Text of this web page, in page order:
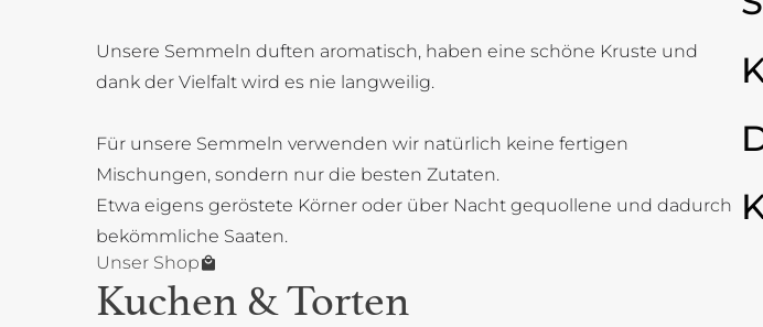
Unsere Semmeln duften aromatisch, haben eine schöne Kruste und
dank der Vielfalt wird es nie langweilig.
Für unsere Semmeln verwenden wir natürlich keine fertigen
Mischungen, sondern nur die besten Zutaten.
Etwa eigens geröstete Körner oder über Nacht gequollene und dadurch
bekömmliche Saaten.
Unser Shop
Kuchen & Torten